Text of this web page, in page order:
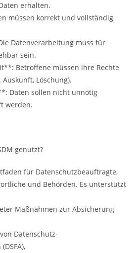
erhalten.
müssen korrekt und vollständig
Datenverarbeitung muss für
sein.
Betroffene müssen ihre Rechte
Löschung).
Daten sollen nicht unnötig
werden.
genutzt?
für Datenschutzbeauftragte,
und Behörden. Es unterstützt
Maßnahmen zur Absicherung
Datenschutz-